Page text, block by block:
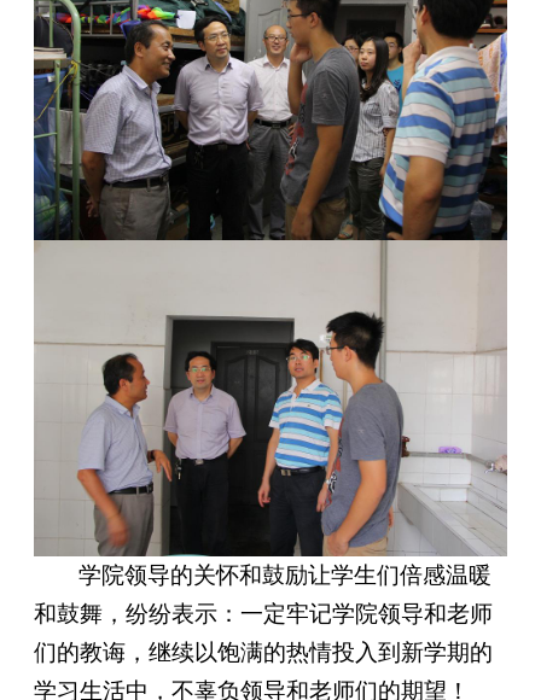
学院领导的关怀和鼓励让学生们倍感温暖
和鼓舞，纷纷表示：一定牢记学院领导和老师
们的教诲，继续以饱满的热情投入到新学期的
学习生活中，不辜负领导和老师们的期望！